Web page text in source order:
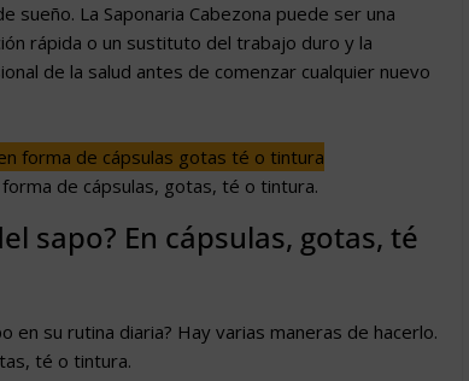
La Saponaria Cabezona puede ser una
rápida o un sustituto del trabajo duro y la
de la salud antes de comenzar cualquier nuevo
de cápsulas, gotas, té o tintura.
sapo? En cápsulas, gotas, té
en su rutina diaria? Hay varias maneras de hacerlo.
té o tintura.